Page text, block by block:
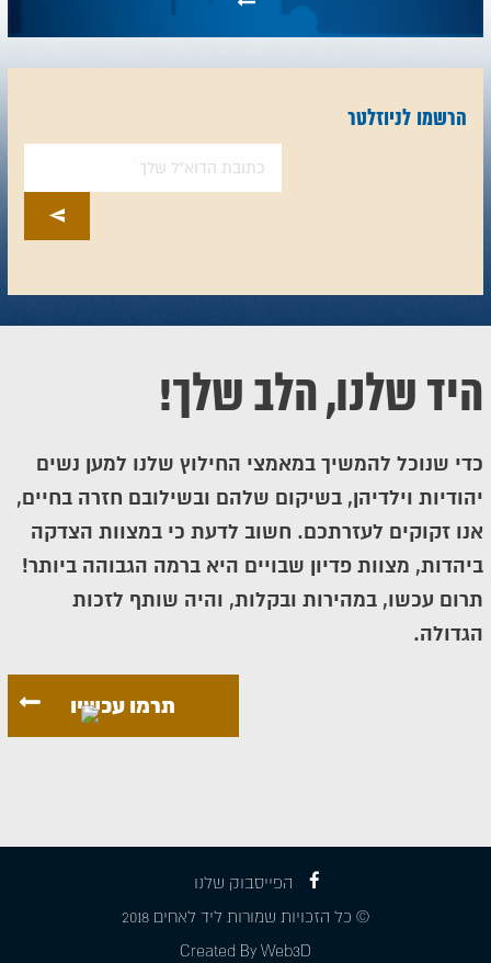
הרשמו לניוזלטר
היד שלנו, הלב שלך!
כדי שנוכל להמשיך במאמצי החילוץ שלנו למען נשים
יהודיות וילדיהן, בשיקום שלהם ובשילובם חזרה בחיים,
אנו זקוקים לעזרתכם. חשוב לדעת כי במצוות הצדקה
ביהדות, מצוות פדיון שבויים היא ברמה הגבוהה ביותר!
תרום עכשו, במהירות ובקלות, והיה שותף לזכות
הגדולה.
תרמו עכשיו
הפייסבוק שלנו
© כל הזכויות שמורות ליד לאחים 2018
Created By Web3D